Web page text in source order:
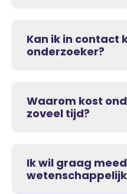
Kan ik in contact
onderzoeker?
Waarom kost
zoveel tijd?
Ik wil graag